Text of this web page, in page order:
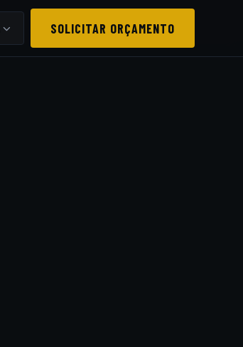
SOLICITAR ORÇAMENTO